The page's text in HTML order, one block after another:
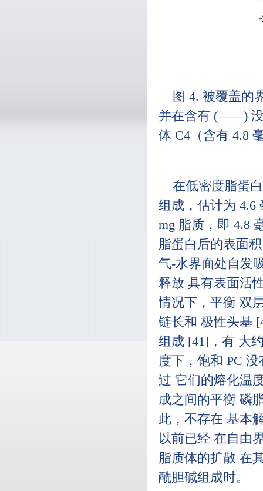
图 4. 被覆盖的
并在含有 (——) 没
体 C4（含有 4.8
在低密度脂蛋
组成，估计为 4.6
mg 脂质，即 4.8
脂蛋白后的表面
气-水界面处自发
释放 具有表面活
情况下，平衡 双
链长和 极性头基
组成 [41]，有 大
度下，饱和 PC
过 它们的熔化温
成之间的平衡 磷
此，不存在 基本
以前已经 在自由
脂质体的扩散 在
酰胆碱组成时。